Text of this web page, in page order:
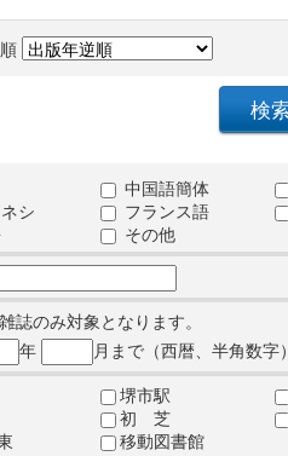
中国語簡体
シ フランス語
その他
誌のみ対象となります。
年 月まで（西暦、半角数字）
堺市駅
初 芝
移動図書館